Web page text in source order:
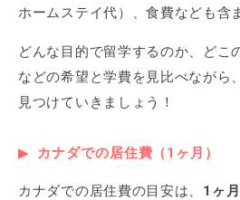
ホームステイ代）、食費なども含
どんな目的で留学するのか、どこ
などの希望と学費を見比べながら
見つけていきましょう！
カナダでの居住費（1ヶ月）
カナダでの居住費の目安は、 1ヶ